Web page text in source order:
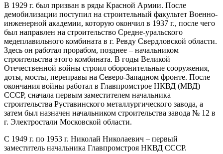
В 1929 г. был призван в ряды Красной Армии. После
демобилизации поступил на строительный факультет Военно-
инженерной академии, которую окончил в 1937 г., после чего
был направлен на строительство Средне-уральского
медеплавильного комбината в г. Ревду Свердловской области.
Здесь он работал прорабом, позднее – начальником
строительства этого комбината. В годы Великой
Отечественной войны строил оборонительные сооружения,
доты, мосты, переправы на Северо-Западном фронте. После
окончания войны работал в Главпромстрое НКВД (МВД)
СССР, сначала первым заместителем начальника
строительства Руставинского металлургического завода, а
затем был назначен начальником строительства завода № 12 в
г. Электростали Московской области.
С 1949 г. по 1953 г. Николай Николаевич – первый
заместитель начальника Главпромстроя НКВД СССР.